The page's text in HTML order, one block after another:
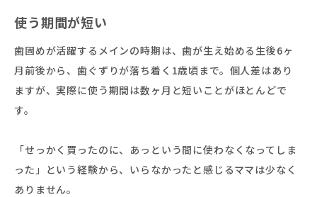
使う期間が短い
歯固めが活躍するメインの時期は、歯が生え始める生後6ヶ
月前後から、歯ぐずりが落ち着く1歳頃まで。個人差はあり
ますが、実際に使う期間は数ヶ月と短いことがほとんどで
す。
「せっかく買ったのに、あっという間に使わなくなってしま
った」という経験から、いらなかったと感じるママは少なく
ありません。